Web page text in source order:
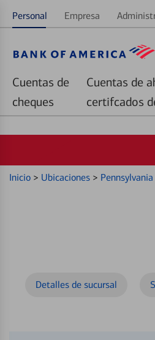
Personal Empresa
Cuentas de
cheques
Cuentas de
certifcados
Inicio > Ubicaciones > Pennsylvania
Detalles de sucursal